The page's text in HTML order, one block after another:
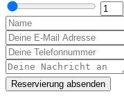
Reservierung absenden